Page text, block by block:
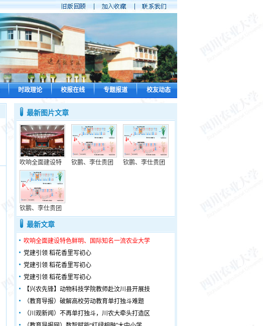
时政理论 校报在线 专题报道 校友动态
最新图片文章
吹响全面建设特 钦鹏、李仕贵团 钦鹏、李仕贵团
钦鹏、李仕贵团
最新文章
吹响全面建设特色鲜明、国际知名一流农业大学
党建引领 稻花香里写初心
党建引领 稻花香里写初心
党建引领 稻花香里写初心
【兴农先锋】动物科技学院教师赴汶川县开展技
（教育导报）破解高校劳动教育单打独斗难题
（川观新闻）不再单打独斗，川农大牵头打造区